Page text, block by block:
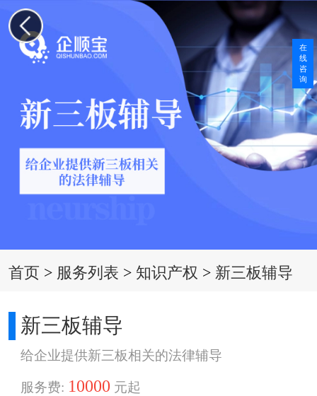
首页 > 服务列表 > 知识产权 > 新三板辅导
新三板辅导
给企业提供新三板相关的法律辅导
服务费: 10000 元起
在
线
咨
询